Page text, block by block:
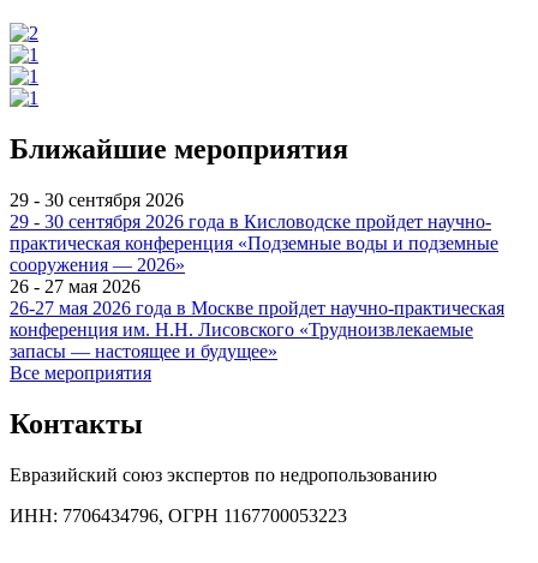
Ближайшие мероприятия
29 - 30 сентября 2026
29 - 30 сентября 2026 года в Кисловодске пройдет научно-
практическая конференция «Подземные воды и подземные
сооружения — 2026»
26 - 27 мая 2026
26-27 мая 2026 года в Москве пройдет научно-практическая
конференция им. Н.Н. Лисовского «Трудноизвлекаемые
запасы — настоящее и будущее»
Все мероприятия
Контакты
Евразийский союз экспертов по недропользованию
ИНН: 7706434796, ОГРН 1167700053223